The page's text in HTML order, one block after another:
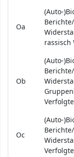
Oa
(Auto-
rassisch
Ob
(Auto-
Oc
(Auto-